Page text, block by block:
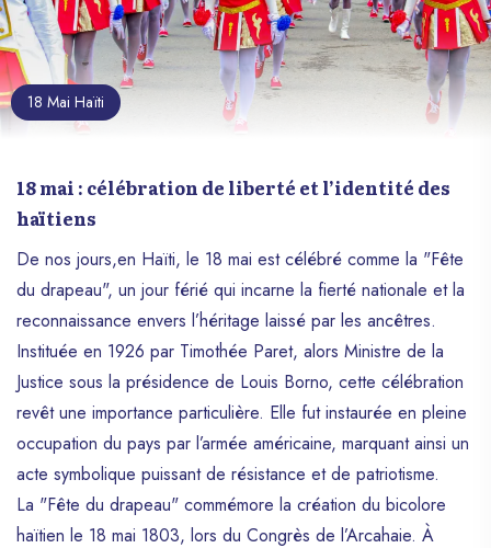
18 Mai Haïti
18 mai : célébration de liberté et l’identité des
haïtiens
De nos jours,en Haïti, le 18 mai est célébré comme la "Fête
du drapeau", un jour férié qui incarne la fierté nationale et la
reconnaissance envers l’héritage laissé par les ancêtres.
Instituée en 1926 par Timothée Paret, alors Ministre de la
Justice sous la présidence de Louis Borno, cette célébration
revêt une importance particulière. Elle fut instaurée en pleine
occupation du pays par l’armée américaine, marquant ainsi un
acte symbolique puissant de résistance et de patriotisme.
La "Fête du drapeau" commémore la création du bicolore
haïtien le 18 mai 1803, lors du Congrès de l’Arcahaie. À